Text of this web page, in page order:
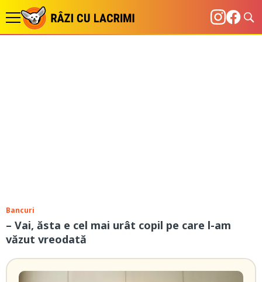
Bancuri
– Vai, ăsta e cel mai urât copil pe care l-am
văzut vreodată